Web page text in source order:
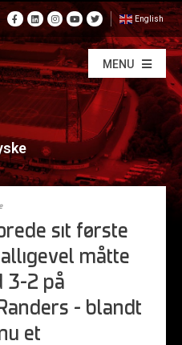
English
MENU
sit første
måtte
3-2 på
– blandt
et